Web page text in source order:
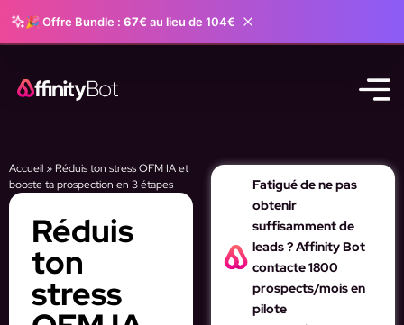
🎉 Offre Bundle : 67€ au lieu de 104€
Accueil» Réduis ton stress OFM IA et
booste ta prospection en 3 étapes
Réduis
ton
stress
Fatigué de ne pas
obtenir
suffisamment de
leads ? Affinity Bot
contacte 1800
prospects/mois en
pilote